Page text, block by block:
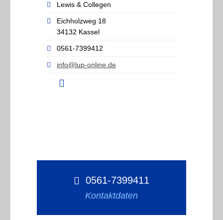
Lewis & Collegen
Eichholzweg 18
34132 Kassel
0561-7399412
info@lup-online.de
0561-7399411
Kontaktdaten